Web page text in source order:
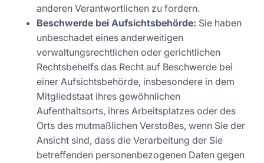
anderen Verantwortlichen zu fordern.
Beschwerde bei Aufsichtsbehörde: Sie haben
unbeschadet eines anderweitigen
verwaltungsrechtlichen oder gerichtlichen
Rechtsbehelfs das Recht auf Beschwerde bei
einer Aufsichtsbehörde, insbesondere in dem
Mitgliedstaat ihres gewöhnlichen
Aufenthaltsorts, ihres Arbeitsplatzes oder des
Orts des mutmaßlichen Verstoßes, wenn Sie der
Ansicht sind, dass die Verarbeitung der Sie
betreffenden personenbezogenen Daten gegen